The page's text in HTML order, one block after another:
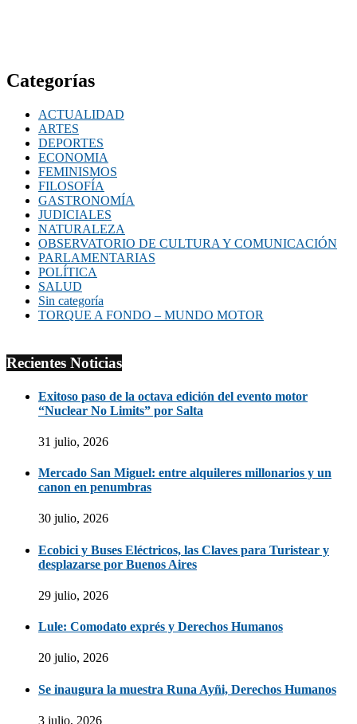
Categorías
ACTUALIDAD
ARTES
DEPORTES
ECONOMIA
FEMINISMOS
FILOSOFÍA
GASTRONOMÍA
JUDICIALES
NATURALEZA
OBSERVATORIO DE CULTURA Y COMUNICACIÓN
PARLAMENTARIAS
POLÍTICA
SALUD
Sin categoría
TORQUE A FONDO – MUNDO MOTOR
Recientes Noticias
Exitoso paso de la octava edición del evento motor
“Nuclear No Limits” por Salta
31 julio, 2026
Mercado San Miguel: entre alquileres millonarios y un
canon en penumbras
30 julio, 2026
Ecobici y Buses Eléctricos, las Claves para Turistear y
desplazarse por Buenos Aires
29 julio, 2026
Lule: Comodato exprés y Derechos Humanos
20 julio, 2026
Se inaugura la muestra Runa Ayñi, Derechos Humanos
3 julio, 2026